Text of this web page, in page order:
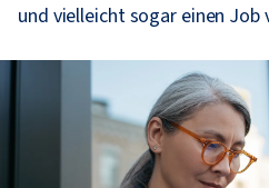
und vielleicht sogar einen Job